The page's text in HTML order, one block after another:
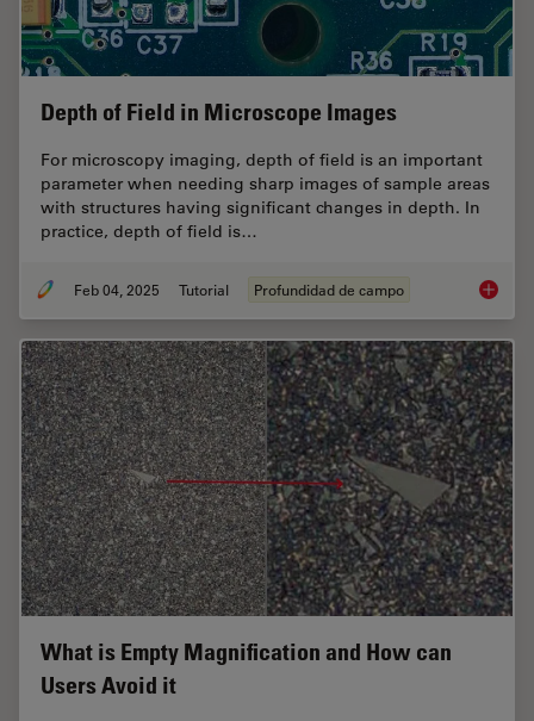
Depth of Field in Microscope Images
For microscopy imaging, depth of field is an important
parameter when needing sharp images of sample areas
with structures having significant changes in depth. In
practice, depth of field is…
Feb 04, 2025 Tutorial Profundidad de campo Depth
What is Empty Magnification and How can
Users Avoid it